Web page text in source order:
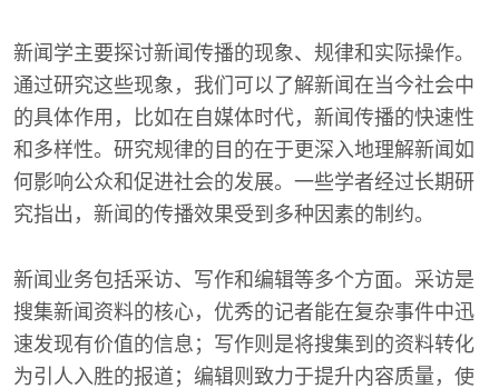
新闻学主要探讨新闻传播的现象、规律和实际操作。
通过研究这些现象，我们可以了解新闻在当今社会中
的具体作用，比如在自媒体时代，新闻传播的快速性
和多样性。研究规律的目的在于更深入地理解新闻如
何影响公众和促进社会的发展。一些学者经过长期研
究指出，新闻的传播效果受到多种因素的制约。
新闻业务包括采访、写作和编辑等多个方面。采访是
搜集新闻资料的核心，优秀的记者能在复杂事件中迅
速发现有价值的信息；写作则是将搜集到的资料转化
为引人入胜的报道；编辑则致力于提升内容质量，使